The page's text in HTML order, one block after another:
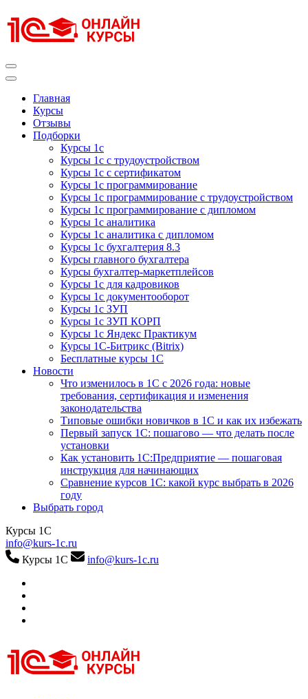
к
содержимому
Главная
Курсы
Отзывы
Подборки
Курсы 1с
Курсы 1с с трудоустройством
Курсы 1с с сертификатом
Курсы 1с программирование
Курсы 1с программирование с трудоустройством
Курсы 1с программирование с дипломом
Курсы 1с аналитика
Курсы 1с аналитика с дипломом
Курсы 1с бухгалтерия 8.3
Курсы главного бухгалтера
Курсы бухгалтер-маркетплейсов
Курсы 1с для кадровиков
Курсы 1с документооборот
Курсы 1с ЗУП
Курсы 1с ЗУП КОРП
Курсы 1с Яндекс Практикум
Курсы 1С-Битрикс (Bitrix)
Бесплатные курсы 1С
Новости
Что изменилось в 1С с 2026 года: новые
требования, сертификация и изменения
законодательства
Типовые ошибки новичков в 1С и как их избежать
Первый запуск 1С: пошагово — что делать после
установки
Как установить 1С:Предприятие — пошаговая
инструкция для начинающих
Сравнение курсов 1С: какой курс выбрать в 2026
году
Выбрать город
Курсы 1С
info@kurs-1c.ru
Курсы 1С
info@kurs-1c.ru